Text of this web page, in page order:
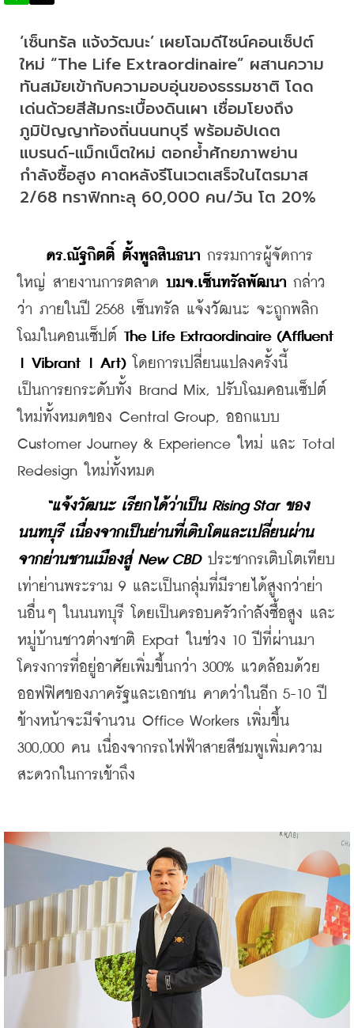
‘เซ็นทรัล แจ้งวัฒนะ’ เผยโฉมดีไซน์คอนเซ็ปต์
ใหม่ “The Life Extraordinaire” ผสานความ
ทันสมัยเข้ากับความอบอุ่นของธรรมชาติ โดด
เด่นด้วยสีส้มกระเบื้องดินเผา เชื่อมโยงถึง
ภูมิปัญญาท้องถิ่นนนทบุรี พร้อมอัปเดต
แบรนด์-แม็กเน็ตใหม่ ตอกย้ำศักยภาพย่าน
กำลังซื้อสูง คาดหลังรีโนเวตเสร็จในไตรมาส
2/68 ทราฟิกทะลุ 60,000 คน/วัน โต 20%
ดร.ณัฐกิตติ์ ตั้งพูลสินธนา กรรมการผู้จัดการ
ใหญ่ สายงานการตลาด บมจ.เซ็นทรัลพัฒนา กล่าว
ว่า ภายในปี 2568 เซ็นทรัล แจ้งวัฒนะ จะถูกพลิก
โฉมในคอนเซ็ปต์ The Life Extraordinaire (Affluent
| Vibrant | Art) โดยการเปลี่ยนแปลงครั้งนี้
เป็นการยกระดับทั้ง Brand Mix, ปรับโฉมคอนเซ็ปต์
ใหม่ทั้งหมดของ Central Group, ออกแบบ
Customer Journey & Experience ใหม่ และ Total
Redesign ใหม่ทั้งหมด
“แจ้งวัฒนะ เรียกได้ว่าเป็น Rising Star ของ
นนทบุรี เนื่องจากเป็นย่านที่เติบโตและเปลี่ยนผ่าน
จากย่านชานเมืองสู่ New CBD ประชากรเติบโตเทียบ
เท่าย่านพระราม 9 และเป็นกลุ่มที่มีรายได้สูงกว่าย่า
นอื่นๆ ในนนทบุรี โดยเป็นครอบครัวกำลังซื้อสูง และ
หมู่บ้านชาวต่างชาติ Expat ในช่วง 10 ปีที่ผ่านมา
โครงการที่อยู่อาศัยเพิ่มขึ้นกว่า 300% แวดล้อมด้วย
ออฟฟิศของภาครัฐและเอกชน คาดว่าในอีก 5-10 ปี
ข้างหน้าจะมีจำนวน Office Workers เพิ่มขึ้น
300,000 คน เนื่องจากรถไฟฟ้าสายสีชมพูเพิ่มความ
สะดวกในการเข้าถึง